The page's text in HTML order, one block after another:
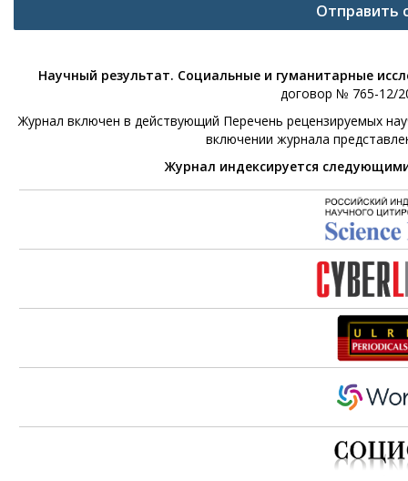
Отправить
Научный результат. Социальные и гуманитарные
договор № 765-12/
Журнал включен в действующий Перечень рецензируемых
включении журнала
Журнал индексируется